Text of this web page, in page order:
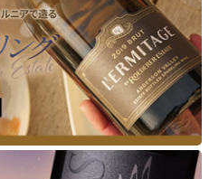
ついて
はすべて手摘みで
畑で厳しく選果
す。発酵には開
槽を使用し、発
手作業で毎日パン
を実施。ワイン
はポンプを使わ
のみで丁寧に行